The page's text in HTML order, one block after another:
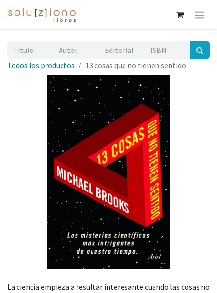
Todos los productos 13 cosas que no tienen sentido
La ciencia empieza a resultar interesante cuando las cosas no